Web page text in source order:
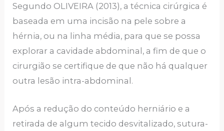
Segundo OLIVEIRA (2013), a técnica cirúrgica é
baseada em uma incisão na pele sobre a
hérnia, ou na linha média, para que se possa
explorar a cavidade abdominal, a fim de que o
cirurgião se certifique de que não há qualquer
outra lesão intra-abdominal.
Após a redução do conteúdo herniário e a
retirada de algum tecido desvitalizado, sutura-